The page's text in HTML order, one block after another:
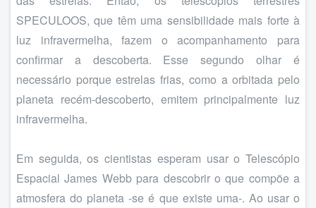
SPECULOOS, que têm uma sensibilidade mais forte à
luz infravermelha, fazem o acompanhamento para
confirmar a descoberta. Esse segundo olhar é
necessário porque estrelas frias, como a orbitada pelo
planeta recém-descoberto, emitem principalmente luz
infravermelha.
Em seguida, os cientistas esperam usar o Telescópio
Espacial James Webb para descobrir o que compõe a
atmosfera do planeta -se é que existe uma-. Ao usar o